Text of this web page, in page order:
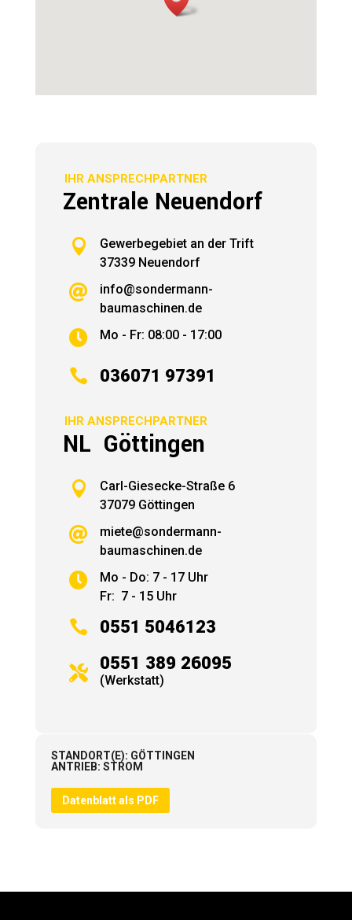
IHR ANSPRECHPARTNER
Zentrale Neuendorf

Gewerbegebiet an der Trift
37339 Neuendorf

info@sondermann-
baumaschinen.de
 Mo - Fr: 08:00 - 17:00
 036071 97391
IHR ANSPRECHPARTNER
NL Göttingen

Carl-Giesecke-Straße 6
37079 Göttingen

miete@sondermann-
baumaschinen.de

Mo - Do: 7 - 17 Uhr
Fr: 7 - 15 Uhr
 0551 5046123
 0551 389 26095
(Werkstatt)
STANDORT(E): GÖTTINGEN
ANTRIEB: STROM
Datenblatt als PDF